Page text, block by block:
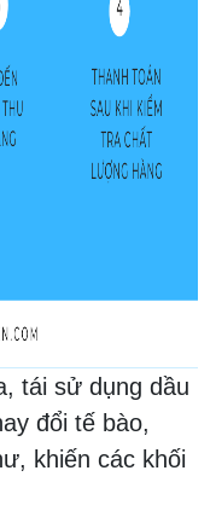
tái sử dụng dầu
đổi tế bào,
khiến các khối